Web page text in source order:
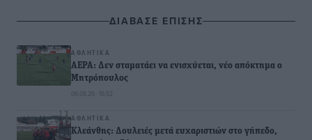
ΔΙΑΒΑΣΕ ΕΠΙΣΗΣ
ΑΘΛΗΤΙΚΆ
ΑΕΡΑ: Δεν σταματάει να ενισχύεται, νέο απόκτημα ο
Μητρόπουλος
06.08.26 · 16:52
ΑΘΛΗΤΙΚΆ
Κλεάνθης: Δουλειές μετά ευχαριστιών στο γήπεδο,